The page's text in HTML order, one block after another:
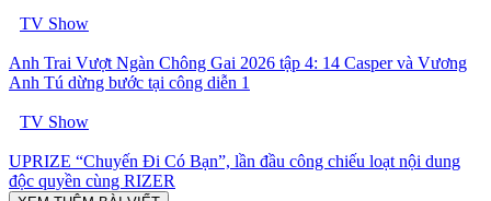
TV Show
Anh Trai Vượt Ngàn Chông Gai 2026 tập 4: 14 Casper và Vương
Anh Tú dừng bước tại công diễn 1
TV Show
UPRIZE “Chuyến Đi Có Bạn”, lần đầu công chiếu loạt nội dung
độc quyền cùng RIZER